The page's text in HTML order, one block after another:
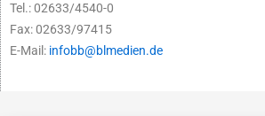
Tel.: 02633/4540-0
Fax: 02633/97415
E-Mail: infobb@blmedien.de